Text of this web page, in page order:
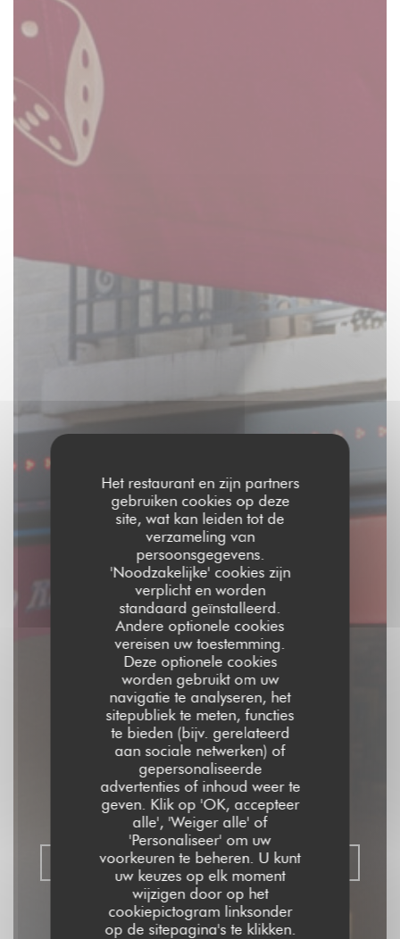
Het restaurant en zijn partners
gebruiken cookies op deze
site, wat kan leiden tot de
verzameling van
persoonsgegevens.
'Noodzakelijke' cookies zijn
verplicht en worden
standaard geïnstalleerd.
Andere optionele cookies
vereisen uw toestemming.
Deze optionele cookies
worden gebruikt om uw
navigatie te analyseren, het
sitepubliek te meten, functies
te bieden (bijv. gerelateerd
aan sociale netwerken) of
gepersonaliseerde
advertenties of inhoud weer te
geven. Klik op 'OK, accepteer
alle', 'Weiger alle' of
'Personaliseer' om uw
voorkeuren te beheren. U kunt
uw keuzes op elk moment
wijzigen door op het
cookiepictogram linksonder
op de sitepagina's te klikken.
Aux Dés Calés 17 -
Legendre
RISTORANTE - BISTROT - BAR|
RESERVEER EEN TAFEL